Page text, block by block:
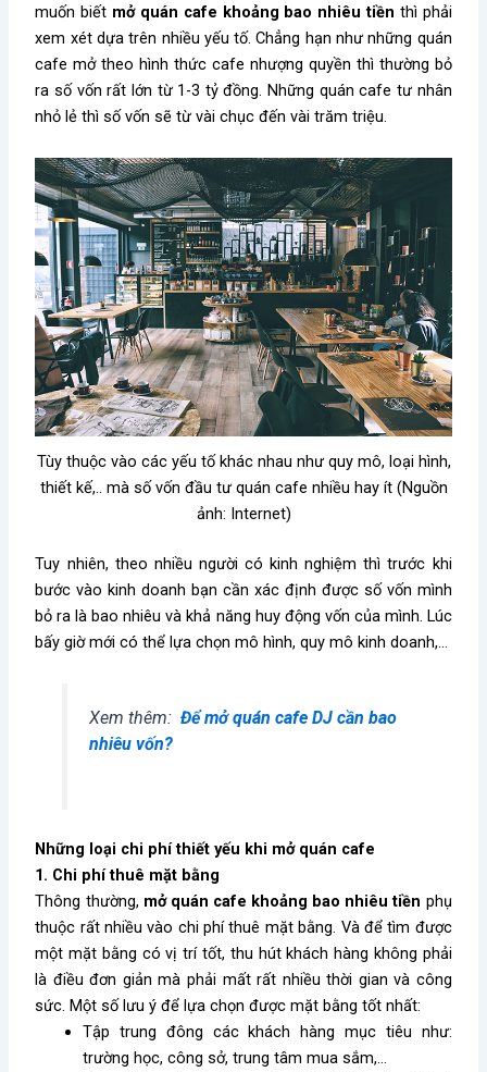
muốn biết mở quán cafe khoảng bao nhiêu tiền thì phải
xem xét dựa trên nhiều yếu tố. Chẳng hạn như những quán
cafe mở theo hình thức cafe nhượng quyền thì thường bỏ
ra số vốn rất lớn từ 1-3 tỷ đồng. Những quán cafe tư nhân
nhỏ lẻ thì số vốn sẽ từ vài chục đến vài trăm triệu.
Tùy thuộc vào các yếu tố khác nhau như quy mô, loại hình,
thiết kế,.. mà số vốn đầu tư quán cafe nhiều hay ít (Nguồn
ảnh: Internet)
Tuy nhiên, theo nhiều người có kinh nghiệm thì trước khi
bước vào kinh doanh bạn cần xác định được số vốn mình
bỏ ra là bao nhiêu và khả năng huy động vốn của mình. Lúc
bấy giờ mới có thể lựa chọn mô hình, quy mô kinh doanh,…
Xem thêm: Để mở quán cafe DJ cần bao
nhiêu vốn?
Những loại chi phí thiết yếu khi mở quán cafe
1. Chi phí thuê mặt bằng
Thông thường, mở quán cafe khoảng bao nhiêu tiền phụ
thuộc rất nhiều vào chi phí thuê mặt bằng. Và để tìm được
một mặt bằng có vị trí tốt, thu hút khách hàng không phải
là điều đơn giản mà phải mất rất nhiều thời gian và công
sức. Một số lưu ý để lựa chọn được mặt bằng tốt nhất:
Tập trung đông các khách hàng mục tiêu như:
trường học, công sở, trung tâm mua sắm,…